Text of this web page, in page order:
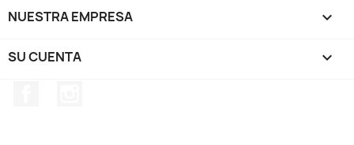
NUESTRA EMPRESA 
SU CUENTA 